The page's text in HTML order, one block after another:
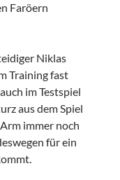
Faröern
Niklas
Training fast
im Testspiel
aus dem Spiel
immer noch
für ein